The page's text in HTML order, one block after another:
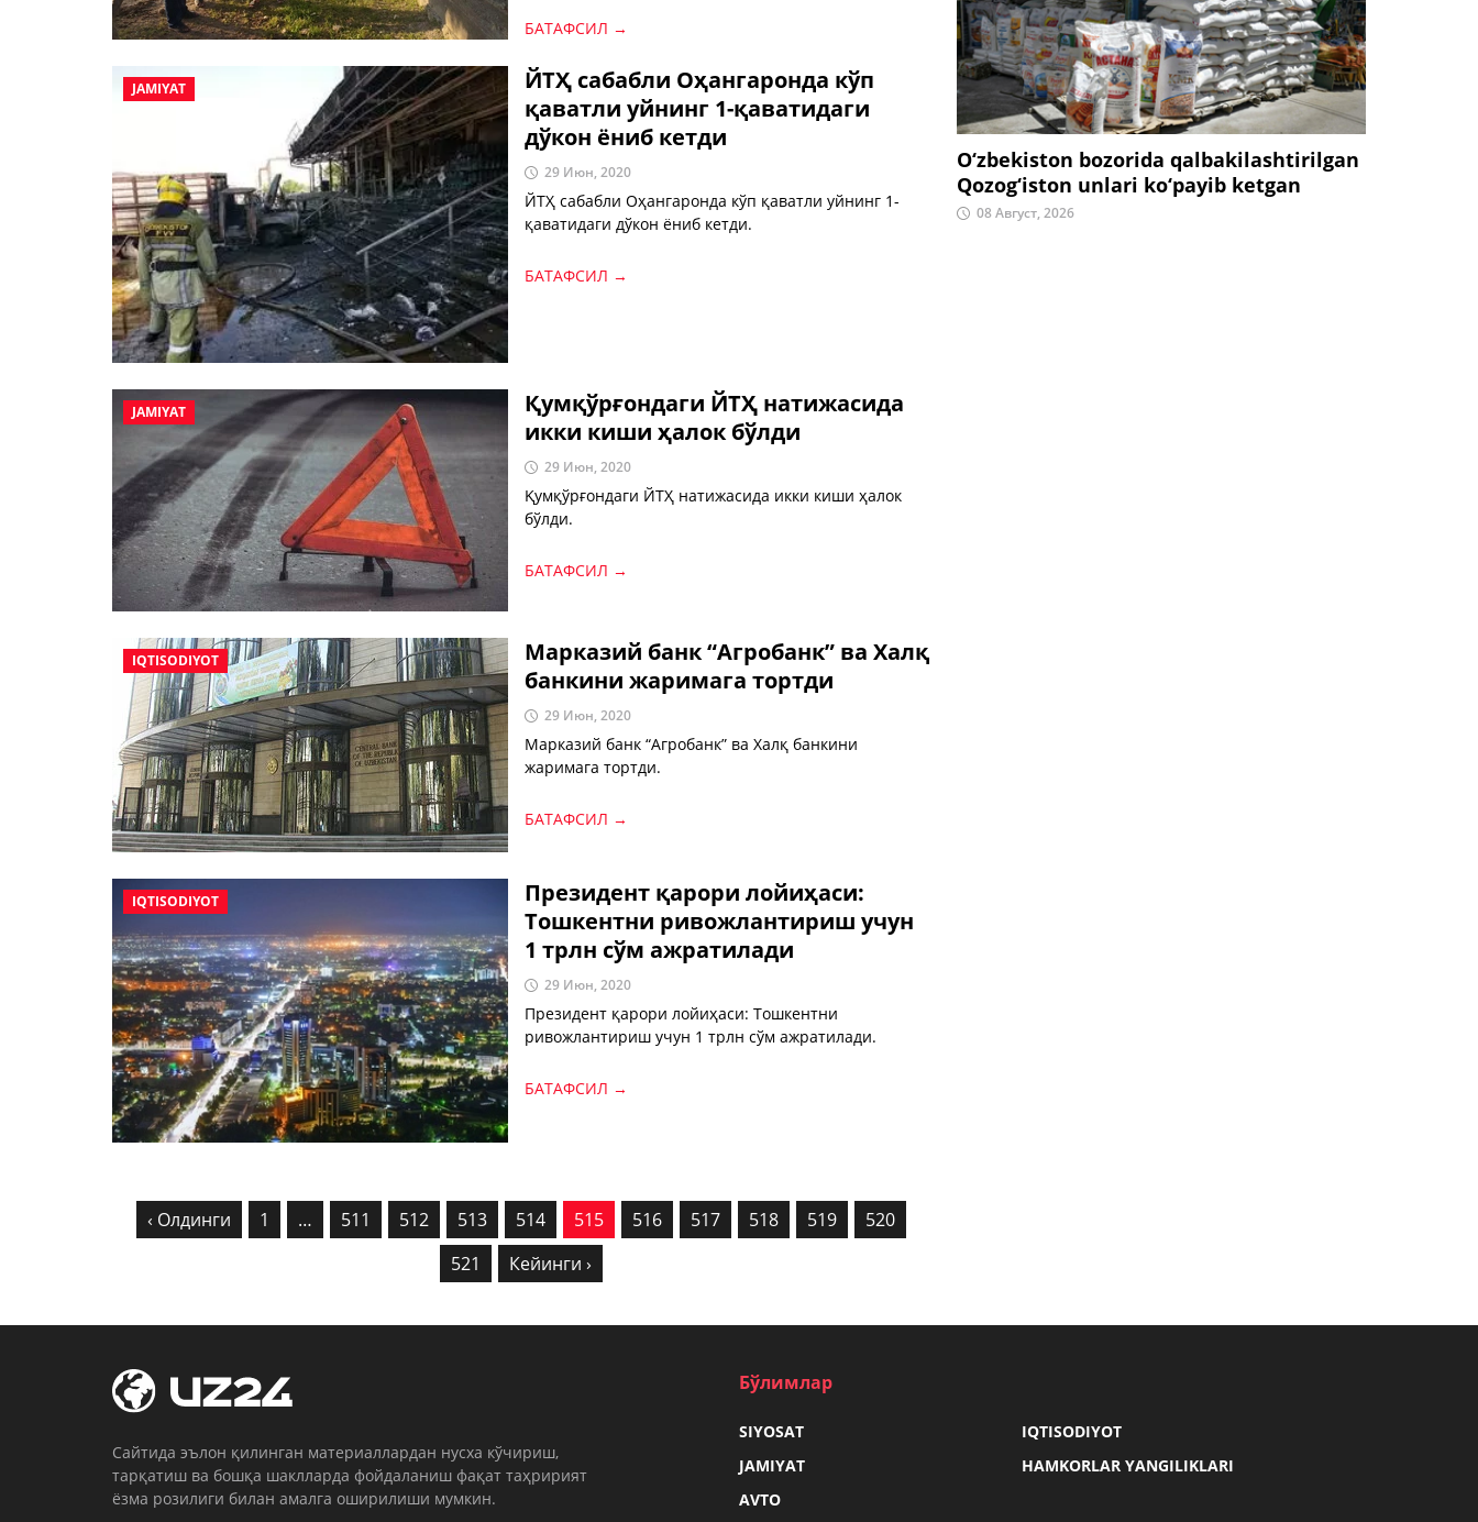
БАТАФСИЛ →
JAMIYAT
ЙТҲ сабабли Оҳангаронда кўп
қаватли уйнинг 1-қаватидаги
дўкон ёниб кетди
29 Июн, 2020
ЙТҲ сабабли Оҳангаронда кўп қаватли уйнинг 1-
қаватидаги дўкон ёниб кетди.
БАТАФСИЛ →
JAMIYAT
Қумқўрғондаги ЙТҲ натижасида
икки киши ҳалок бўлди
29 Июн, 2020
Қумқўрғондаги ЙТҲ натижасида икки киши ҳалок
бўлди.
БАТАФСИЛ →
IQTISODIYOT
Марказий банк “Агробанк” ва Халқ
банкини жаримага тортди
29 Июн, 2020
Марказий банк “Агробанк” ва Халқ банкини
жаримага тортди.
БАТАФСИЛ →
IQTISODIYOT
Президент қарори лойиҳаси:
Тошкентни ривожлантириш учун
1 трлн сўм ажратилади
29 Июн, 2020
Президент қарори лойиҳаси: Тошкентни
ривожлантириш учун 1 трлн сўм ажратилади.
БАТАФСИЛ →
‹ Олдинги 1 … 511 512 513 514 515 516 517 518 519
520
521
Кейинги ›
O‘zbekiston bozorida qalbakilashtirilgan
Qozog‘iston unlari ko‘payib ketgan
08 Август, 2026
Cайтида эълон қилинган материаллардан нусха кўчириш,
тарқатиш ва бошқа шаклларда фойдаланиш фақат таҳририят
ёзма розилиги билан амалга оширилиши мумкин.
Бўлимлар
SIYOSAT
IQTISODIYOT
JAMIYAT
HAMKORLAR YANGILIKLARI
AVTO